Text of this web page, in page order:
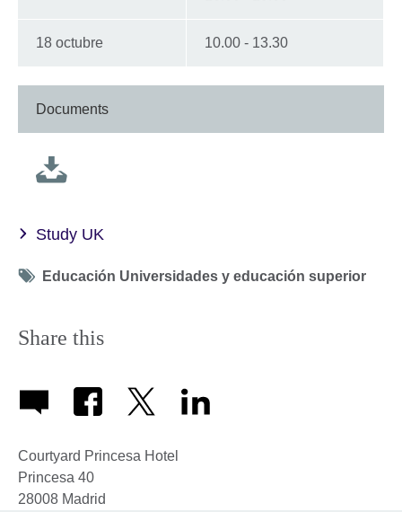
18 octubre 10.00 - 13.30
Documents
Study UK
Tag
Educación Universidades y educación superior
Share this
Courtyard Princesa Hotel
Princesa 40
28008 Madrid